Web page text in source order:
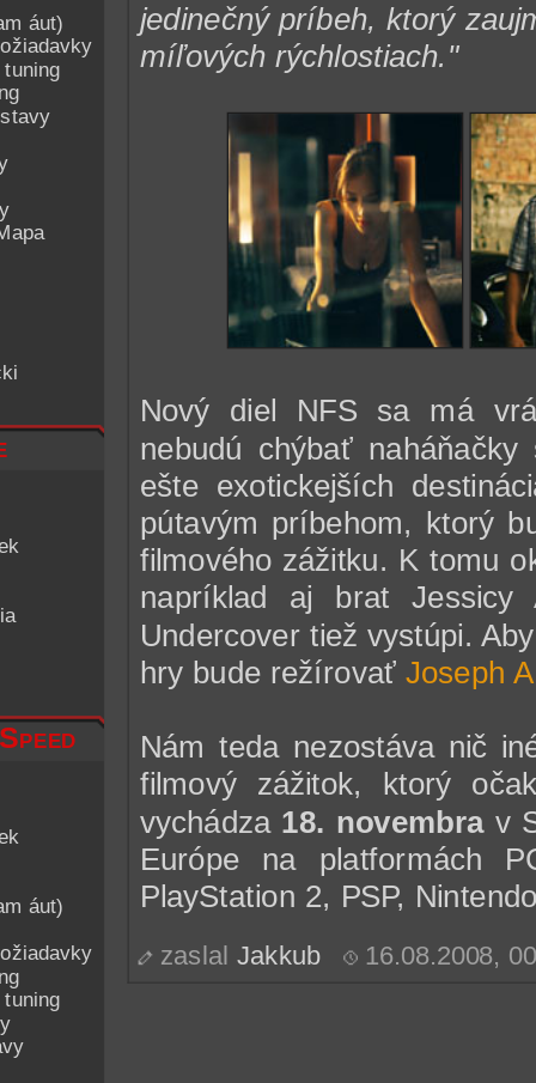
áut)
áut)
jedinečný príbeh, ktorý
míľových rýchlostiach."
Nový diel NFS sa má
nebudú chýbať
ešte exotickejších
pútavým príbehom, ktorý
filmového zážitku. K tomu
napríklad aj brat
Undercover tiež vystúpi.
hry bude režírovaťJoseph
Nám teda nezostáva nič
filmový zážitok, ktorý
vychádza 18. novembrav
Európe na platformách
PlayStation 2, PSP,
zaslal Jakkub 16.08.2008,